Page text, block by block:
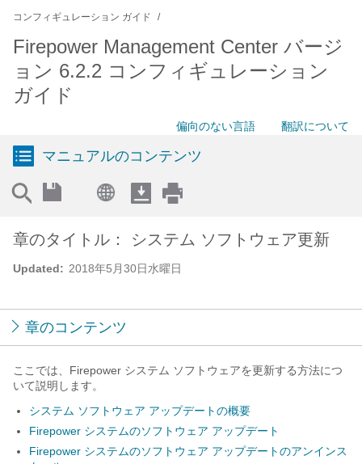
コンフィギュレーション ガイド
Firepower Management Center バージ
ョン 6.2.2 コンフィギュレーション
ガイド
偏向のない言語 翻訳について
マニュアルのコンテンツ
Updated: 2018年5月30日水曜日
章のタイトル： システム ソフトウェア更新
章のコンテンツ
ここでは、Firepower システム ソフトウェアを更新する方法につ
いて説明します。
システム ソフトウェア アップデートの概要
Firepower システムのソフトウェア アップデート
Firepower システムのソフトウェア アップデートのアンインス